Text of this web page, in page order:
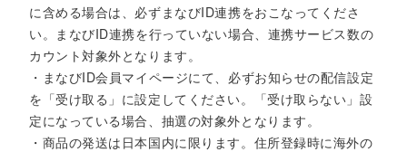
に含める場合は、必ずまなびID連携をおこなってくださ
い。まなびID連携を行っていない場合、連携サービス数の
カウント対象外となります。
・まなびID会員マイページにて、必ずお知らせの配信設定
を「受け取る」に設定してください。「受け取らない」設
定になっている場合、抽選の対象外となります。
・商品の発送は日本国内に限ります。住所登録時に海外の